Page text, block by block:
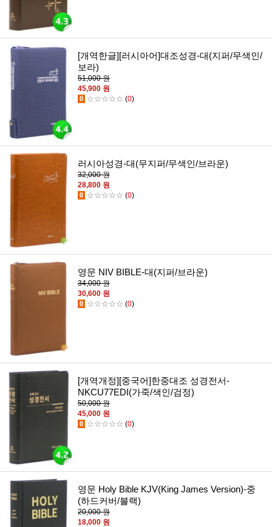
[개역한글][러시아어]대조성경-대(지퍼/무색인/
보라)
51,000 원
45,900 원
0 ☆☆☆☆☆ (0)
러시아성경-대(무지퍼/무색인/브라운)
32,000 원
28,800 원
0 ☆☆☆☆☆ (0)
영문 NIV BIBLE-대(지퍼/브라운)
34,000 원
30,600 원
0 ☆☆☆☆☆ (0)
[개역개정][중국어]한중대조 성경전서-
NKCU77EDI(가죽/색인/검정)
50,000 원
45,000 원
0 ☆☆☆☆☆ (0)
영문 Holy Bible KJV(King James Version)-중
(하드커버/블랙)
20,000 원
18,000 원